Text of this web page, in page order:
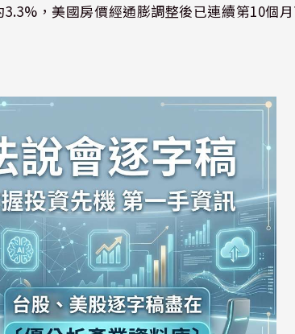
，美國房價經通膨調整後已連續第10個